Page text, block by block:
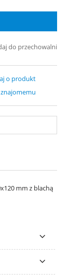
do przechowalni
o produkt
mm z blachą